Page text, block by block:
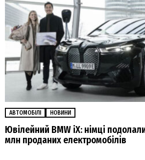
АВТОМОБІЛІ НОВИНИ
Ювілейний BMW iX: німці
млн проданих електромобілів